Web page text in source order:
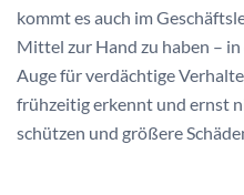
kommt es auch im
Mittel zur Hand zu haben –
Auge für verdächtige
frühzeitig erkennt und ernst
schützen und größere